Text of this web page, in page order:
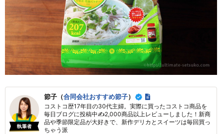
執筆者
節子（合同会社おすすめ節子）
コストコ歴17年目の30代主婦。実際に買ったコストコ商品を
毎日ブログに投稿中✍2,000商品以上レビューしました！新商
品や季節限定品が大好きで、新作デリカとスイーツは毎回買っ
ちゃう派